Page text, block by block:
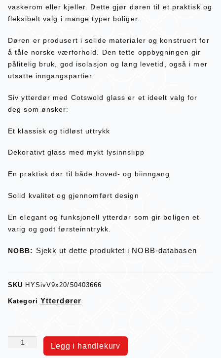
vaskerom eller kjeller. Dette gjør døren til et praktisk og
fleksibelt valg i mange typer boliger.
Døren er produsert i solide materialer og konstruert for
å tåle norske værforhold. Den tette oppbygningen gir
pålitelig bruk, god isolasjon og lang levetid, også i mer
utsatte inngangspartier.
Siv ytterdør med Cotswold glass er et ideelt valg for
deg som ønsker:
Et klassisk og tidløst uttrykk
Dekorativt glass med mykt lysinnslipp
En praktisk dør til både hoved- og biinngang
Solid kvalitet og gjennomført design
En elegant og funksjonell ytterdør som gir boligen et
varig og godt førsteinntrykk.
NOBB: Sjekk ut dette produktet i NOBB-databasen
SKU HYSivV9x20/50403666
Kategori Ytterdører
Legg i handlekurv